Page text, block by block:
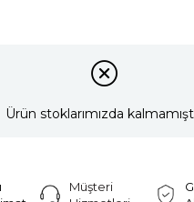
Ürün stoklarımızda
Müşteri